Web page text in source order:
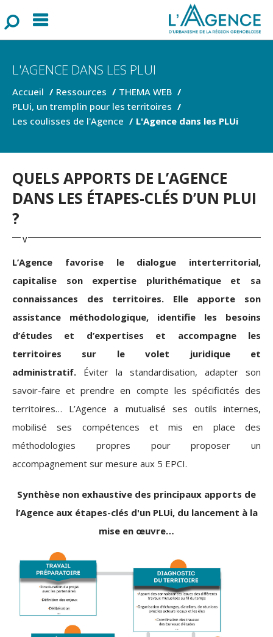
Menu
L'AGENCE DANS LES PLUI
Accueil Ressources
THEMA WEB
PLUi, un tremplin pour les territoires
Les coulisses de l'Agence
L'Agence dans les PLUi
QUELS APPORTS DE L’AGENCE
DANS LES ÉTAPES-CLÉS D’UN PLUI
?
L’Agence favorise le dialogue interterritorial,
capitalise son expertise plurithématique et sa
connaissances des territoires. Elle apporte son
assistance méthodologique, identifie les besoins
d’études et d’expertises et accompagne les
territoires sur le volet juridique et
administratif. Éviter la standardisation, adapter son
savoir-faire et prendre en compte les spécificités des
territoires… L’Agence a mutualisé ses outils internes,
mobilisé ses compétences et mis en place des
méthodologies propres pour proposer un
accompagnement sur mesure aux 5 EPCI.
Synthèse non exhaustive des principaux apports de
l’Agence aux étapes-clés d'un PLUi, du lancement à la
mise en œuvre…